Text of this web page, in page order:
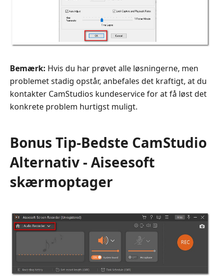
Bemærk: Hvis du har prøvet alle løsningerne, men
problemet stadig opstår, anbefales det kraftigt, at du
kontakter CamStudios kundeservice for at få løst det
konkrete problem hurtigst muligt.
Bonus Tip-Bedste CamStudio
Alternativ - Aiseesoft
skærmoptager